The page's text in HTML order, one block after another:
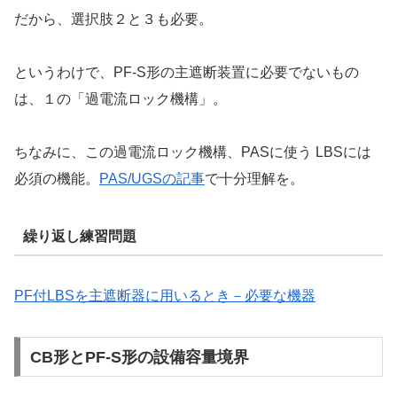
だから、選択肢２と３も必要。
というわけで、PF-S形の主遮断装置に必要でないもの
は、１の「過電流ロック機構」。
ちなみに、この過電流ロック機構、PASに使う LBSには
必須の機能。
PAS/UGSの記事で十分理解を。
繰り返し練習問題
PF付LBSを主遮断器に用いるとき－必要な機器
CB形とPF-S形の設備容量境界